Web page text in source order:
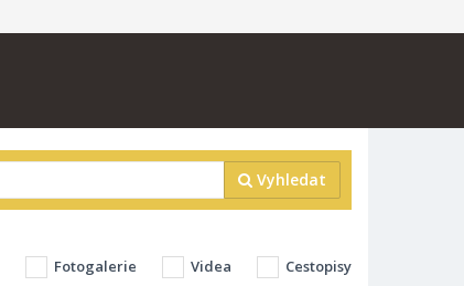
Vyhledat
Fotogalerie Videa Cestopisy